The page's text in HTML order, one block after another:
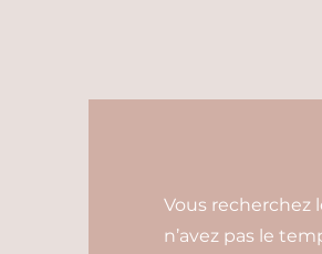
Vous recherchez
n’avez pas le